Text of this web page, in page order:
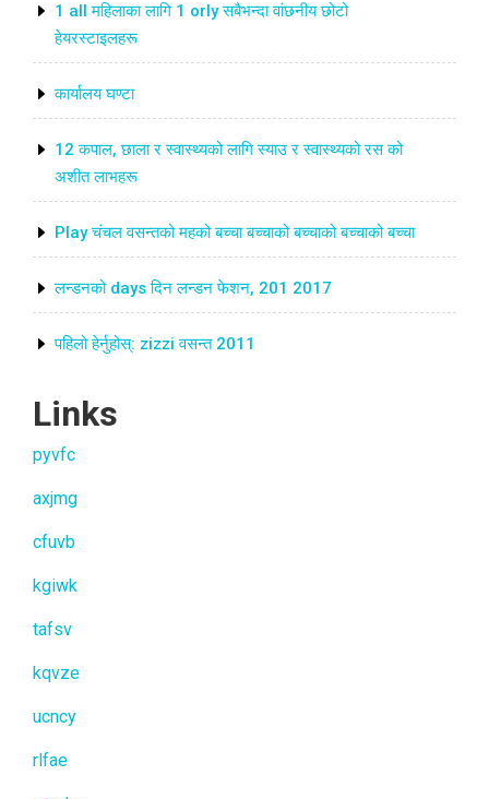
1 all महिलाका लागि 1 orly सबैभन्दा वांछनीय छोटो
हेयरस्टाइलहरू
कार्यालय घण्टा
12 कपाल, छाला र स्वास्थ्यको लागि स्याउ र स्वास्थ्यको रस को
अशीत लाभहरू
Play चंचल वसन्तको महको बच्चा बच्चाको बच्चाको बच्चाको बच्चा
लन्डनको days दिन लन्डन फेशन, 201 2017
पहिलो हेर्नुहोस्: zizzi वसन्त 2011
Links
pyvfc
axjmg
cfuvb
kgiwk
tafsv
kqvze
ucncy
rlfae